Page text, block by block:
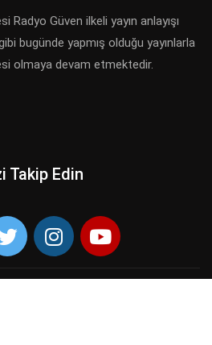
Radyo Güven ilkeli yayın anlayışı
bugünde yapmış olduğu yayınlarla
olmaya devam etmektedir.
Takip Edin